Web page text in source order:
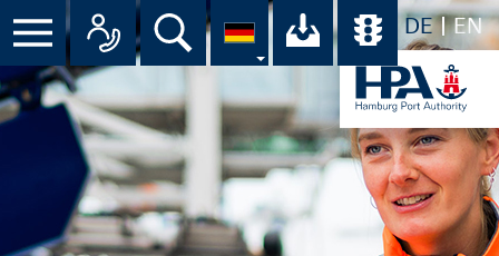
DE EN
Menü Alle Ansprechpartner im
Suche Ihr Download-